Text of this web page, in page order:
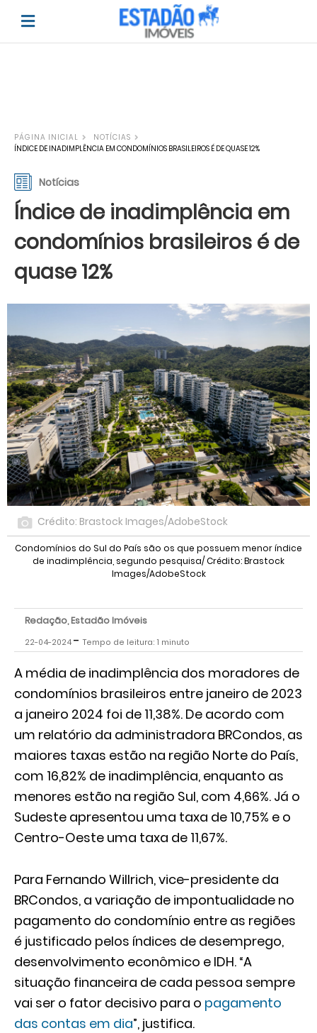
PÁGINA INICIAL
NOTÍCIAS
ÍNDICE DE INADIMPLÊNCIA EM CONDOMÍNIOS BRASILEIROS É DE QUASE 12%
Notícias
Índice de inadimplência em
condomínios brasileiros é de
quase 12%
Crédito: Brastock Images/AdobeStock
Condomínios do Sul do País são os que possuem menor índice
de inadimplência, segundo pesquisa/ Crédito: Brastock
Images/AdobeStock
Redação, Estadão Imóveis
22-04-2024 - Tempo de leitura: 1 minuto
A média de inadimplência dos moradores de
condomínios brasileiros entre janeiro de 2023
a janeiro 2024 foi de 11,38%. De acordo com
um relatório da administradora BRCondos, as
maiores taxas estão na região Norte do País,
com 16,82% de inadimplência, enquanto as
menores estão na região Sul, com 4,66%. Já o
Sudeste apresentou uma taxa de 10,75% e o
Centro-Oeste uma taxa de 11,67%.
Para Fernando Willrich, vice-presidente da
BRCondos, a variação de impontualidade no
pagamento do condomínio entre as regiões
é justificado pelos índices de desemprego,
desenvolvimento econômico e IDH. “A
situação financeira de cada pessoa sempre
vai ser o fator decisivo para o pagamento
das contas em dia”, justifica.